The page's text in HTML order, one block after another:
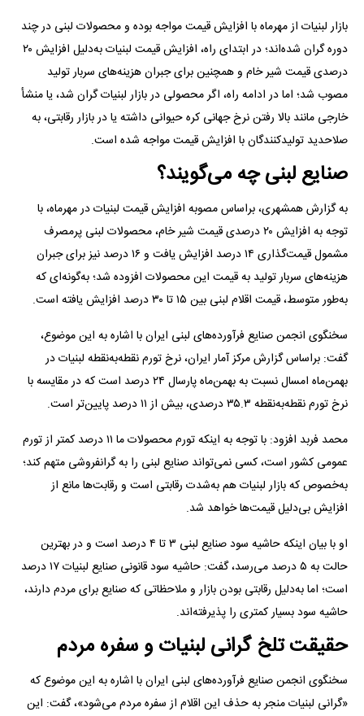
بازار لبنیات از مهرماه با افزایش قیمت مواجه بوده و محصولات لبنی در چند
دوره گران شده‌اند؛ در ابتدای راه، افزایش قیمت لبنیات به‌دلیل افزایش ۲۰
درصدی قیمت شیر خام و همچنین برای جبران هزینه‌های سربار تولید
مصوب شد؛ اما در ادامه راه، اگر محصولی در بازار لبنیات گران شد، یا منشأ
خارجی مانند بالا رفتن نرخ جهانی کره حیوانی داشته یا در بازار رقابتی، به
صلاحدید تولیدکنندگان با افزایش قیمت مواجه شده است.
صنایع لبنی چه می‌گویند؟
به گزارش همشهری، براساس مصوبه افزایش قیمت لبنیات در مهرماه، با
توجه به افزایش ۲۰ درصدی قیمت شیر خام، محصولات لبنی پرمصرف
مشمول قیمت‌گذاری ۱۴ درصد افزایش یافت و ۱۶ درصد نیز برای جبران
هزینه‌های سربار تولید به قیمت این محصولات افزوده شد؛ به‌گونه‌ای که
به‌طور متوسط، قیمت اقلام لبنی بین ۱۵ تا ۳۰ درصد افزایش یافته است.
سخنگوی انجمن صنایع فرآورده‌های لبنی ایران با اشاره به این موضوع،
گفت: براساس گزارش مرکز آمار ایران، نرخ تورم نقطه‌به‌نقطه لبنیات در
بهمن‌ماه امسال نسبت به بهمن‌ماه پارسال ۲۴ درصد است که در مقایسه با
نرخ تورم نقطه‌به‌نقطه ۳۵.۳ درصدی، بیش از ۱۱ درصد پایین‌تر است.
محمد فربد افزود: با توجه به اینکه تورم محصولات ما ۱۱ درصد کمتر از تورم
عمومی کشور است، کسی نمی‌تواند صنایع لبنی را به گرانفروشی متهم کند؛
به‌خصوص که بازار لبنیات هم به‌شدت رقابتی است و رقابت‌ها مانع از
افزایش بی‌دلیل قیمت‌ها خواهد شد.
او با بیان اینکه حاشیه سود صنایع لبنی ۳ تا ۴ درصد است و در بهترین
حالت به ۵ درصد می‌رسد، گفت: حاشیه سود قانونی صنایع لبنیات ۱۷ درصد
است؛ اما به‌دلیل رقابتی بودن بازار و ملاحظاتی که صنایع برای مردم دارند،
حاشیه سود بسیار کمتری را پذیرفته‌اند.
حقیقت تلخ گرانی لبنیات و سفره مردم
سخنگوی انجمن صنایع فرآورده‌های لبنی ایران با اشاره به این موضوع که
«گرانی لبنیات منجر به حذف این اقلام از سفره مردم می‌شود»، گفت: این